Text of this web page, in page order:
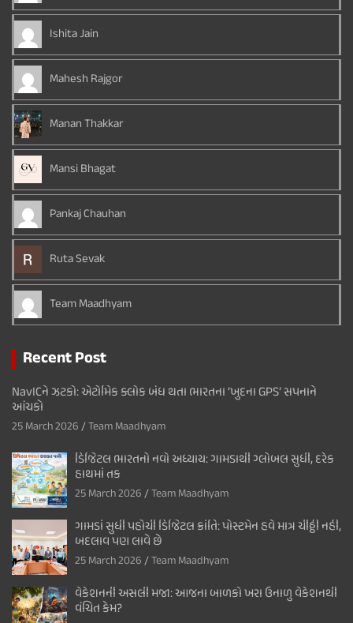
Ishita Jain
Mahesh Rajgor
Manan Thakkar
Mansi Bhagat
Pankaj Chauhan
Ruta Sevak
Team Maadhyam
Recent Post
NavICને ઝટકો: એટોમિક ક્લોક બંધ થતા ભારતના ‘ખુદના GPS’ સપનાને
આંચકો
25 March 2026 Team Maadhyam
ડિજિટલ ભારતનો નવો અધ્યાય: ગામડાથી ગ્લોબલ સુધી, દરેક
હાથમાં તક
25 March 2026 Team Maadhyam
ગામડાં સુધી પહોંચી ડિજિટલ ક્રાંતિ: પોસ્ટમેન હવે માત્ર ચીઠ્ઠી નહીં,
બદલાવ પણ લાવે છે
25 March 2026 Team Maadhyam
વેકેશનની અસલી મજા: આજના બાળકો ખરા ઉનાળુ વેકેશનથી
વંચિત કેમ?